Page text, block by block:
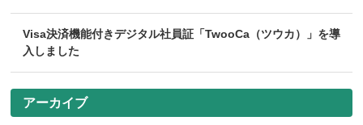
Visa決済機能付きデジタル社員証「TwooCa（ツウカ）」を導
入しました
アーカイブ